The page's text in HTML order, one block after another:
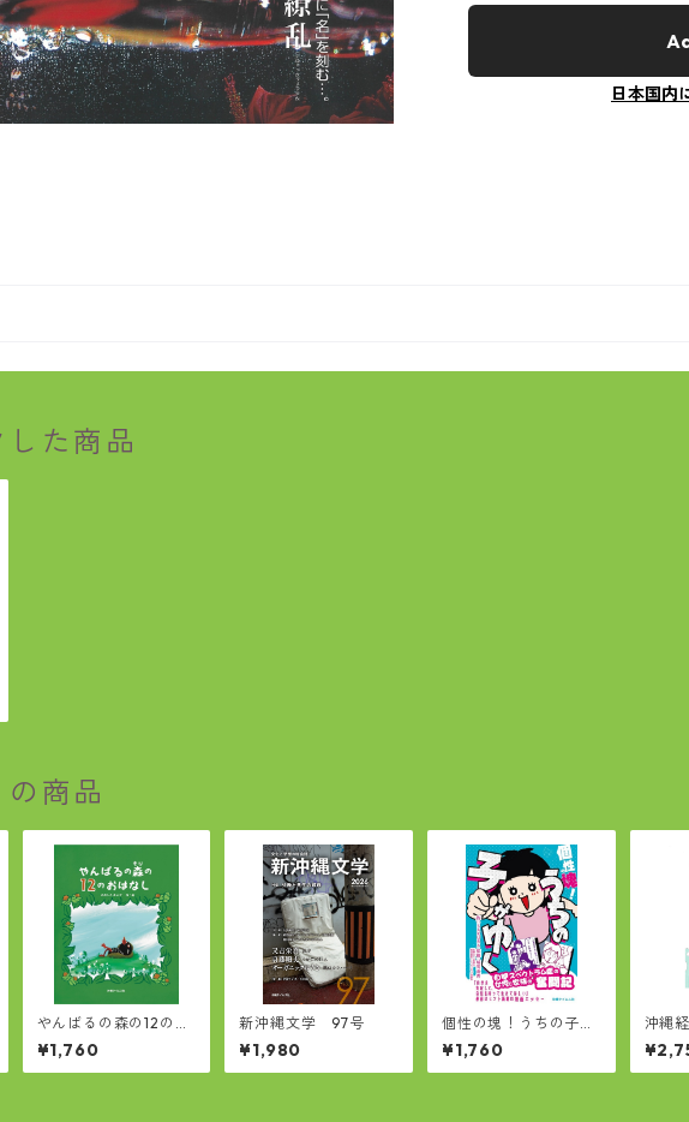
日本国内
た商品
商品
やんばるの森の12のお
はなし
¥1,760
新沖縄文学 97号
¥1,980
個性の塊！うちの子が
ゆく
¥1,760
沖縄
望
見え